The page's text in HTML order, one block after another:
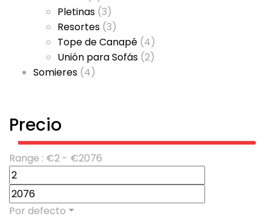
Pletinas (3)
Resortes (3)
Tope de Canapé (4)
Unión para Sofás (2)
Somieres (4)
Precio
Range : €2 - €2076
Por defecto